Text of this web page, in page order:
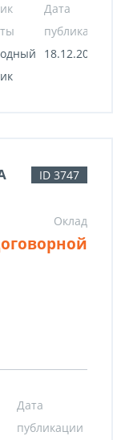
Дата
публикации
18.12.2020
ID 3747
Оклад
Дата
публикации